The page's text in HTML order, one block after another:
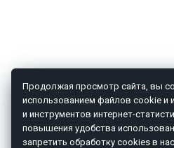
Продолжая просмотр сайта, вы
использованием файлов cookie и
и инструментов интернет-
повышения удобства
запретить обработку cookies в